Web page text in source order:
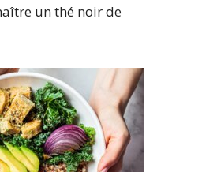
un thé noir de